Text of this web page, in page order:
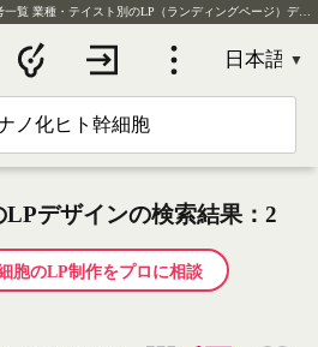
一覧 業種・テイスト別のLP（ランディングページ）デザイン実例を毎日更新
デザインの検索結果：2
胞のLP制作をプロに相談